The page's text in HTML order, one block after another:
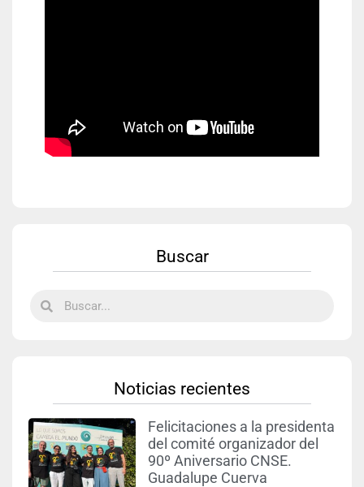
Buscar
Noticias recientes
Felicitaciones a la presidenta
del comité organizador del
90º Aniversario CNSE.
Guadalupe Cuerva